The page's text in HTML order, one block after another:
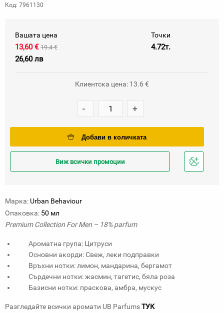
Код: 7961130
Вашата цена
13,60 € 19.4 €
26,60 лв
Точки
4.72т.
Клиентска цена: 13.6 €
- +
Добави в количката
Виж всички промоции
Добави
Марка: Urban Behaviour
Опаковка: 50 мл
Premium Collection For Men – 18% parfum
Ароматна група: Цитруси
Основни акорди: Свеж, леки подправки
Връхни нотки: лимон, мандарина, бергамот
Сърдечни нотки: жасмин, тагетис, бяла роза
Базисни нотки: праскова, амбра, мускус
Разгледайте всички аромати UB ParfumsТУК